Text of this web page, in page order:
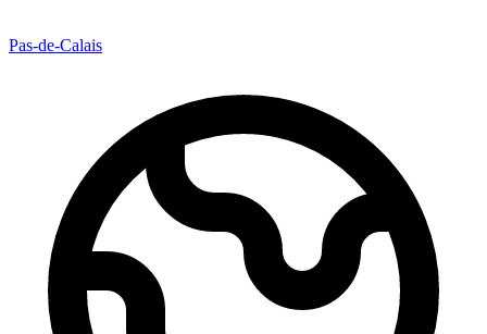
Pas-de-Calais